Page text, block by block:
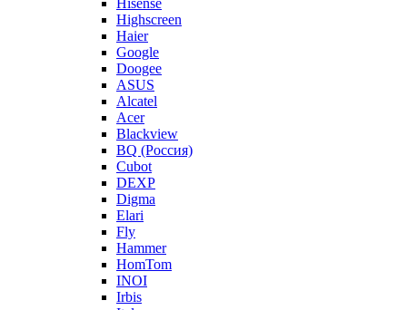
Hisense
Highscreen
Haier
Google
Doogee
ASUS
Alcatel
Acer
Blackview
BQ (Россия)
Cubot
DEXP
Digma
Elari
Fly
Hammer
HomTom
INOI
Irbis